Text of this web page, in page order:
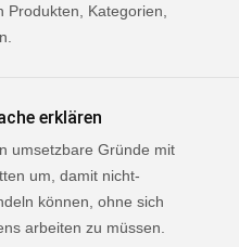
Produkten, Kategorien,
erklären
umsetzbare Gründe mit
um, damit nicht-
können, ohne sich
arbeiten zu müssen.